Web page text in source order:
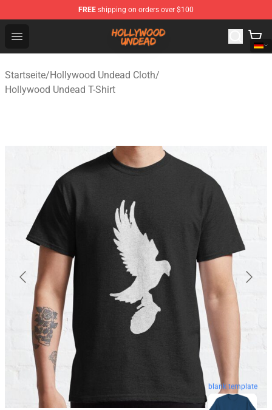
FREE shipping on orders over $100
Open menu
Hollywood Undead Shop - Official Hollywood Undead
Startseite/Hollywood Undead Cloth/
Hollywood Undead T-Shirt
blank template